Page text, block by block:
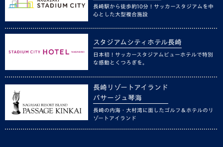
長崎駅から徒歩約10分！サッカースタジアムを中
心とした大型複合施設
スタジアムシティホテル長崎
日本初！サッカースタジアムビューホテルで特別
な感動とくつろぎを。
長崎リゾートアイランド
パサージュ琴海
長崎の内海・大村湾に面したゴルフ＆ホテルのリ
ゾートアイランド